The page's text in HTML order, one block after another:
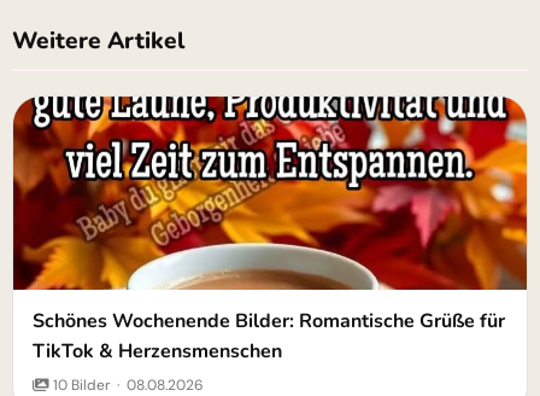
Weitere Artikel
Schönes Wochenende Bilder: Romantische Grüße für
TikTok & Herzensmenschen
10 Bilder · 08.08.2026